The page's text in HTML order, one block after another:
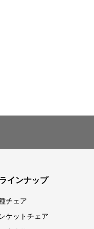
インナップ
チェア
ケットチェア